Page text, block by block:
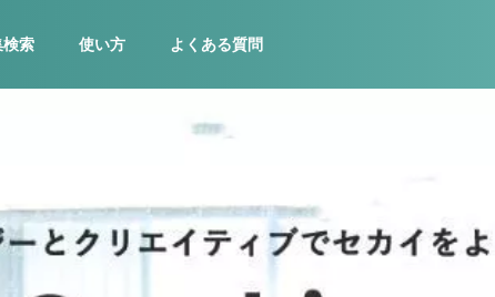
検索 使い方 よくある質問